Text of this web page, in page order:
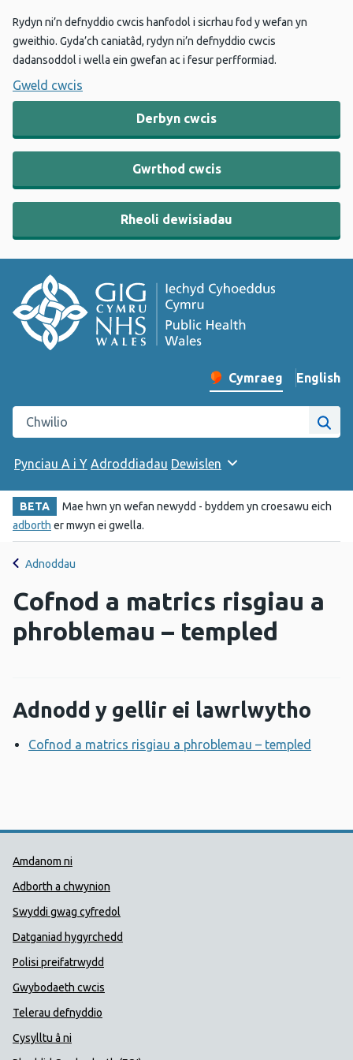
Rydyn ni’n defnyddio cwcis hanfodol i sicrhau fod y wefan yn
gweithio. Gyda’ch caniatâd, rydyn ni’n defnyddio cwcis
dadansoddol i wella ein gwefan ac i fesur perfformiad.
Gweld cwcis
Derbyn cwcis
Gwrthod cwcis
Rheoli dewisiadau
Newid iaith y wefan
Cymraeg English
–
Chwilio gwefan Iechyd Cyhoeddus Cymru
Pynciau A i Y Adroddiadau Dewislen
BETA
Mae hwn yn wefan newydd - byddem yn croesawu eich
adborth er mwyn ei gwella.
Adnoddau
Cofnod a matrics risgiau a
phroblemau – templed
Adnodd y gellir ei lawrlwytho
Cofnod a matrics risgiau a phroblemau – templed
Dolenni Cymorth Iechyd
Amdanom ni
Adborth a chwynion
Swyddi gwag cyfredol
Datganiad hygyrchedd
Polisi preifatrwydd
Gwybodaeth cwcis
Telerau defnyddio
Cysylltu â ni